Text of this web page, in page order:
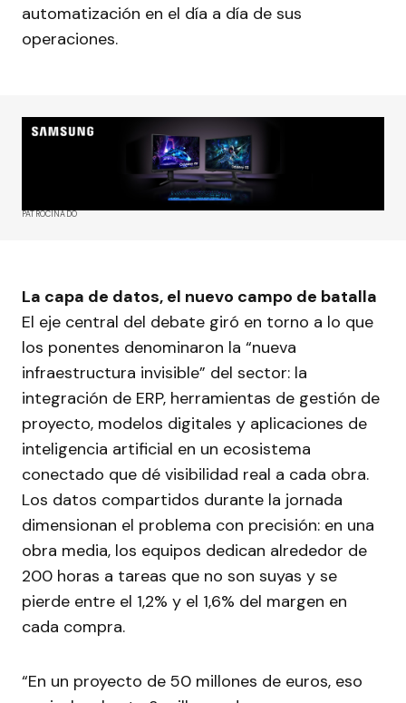
automatización en el día a día de sus
operaciones.
PATROCINADO
La capa de datos, el nuevo campo de batalla
El eje central del debate giró en torno a lo que
los ponentes denominaron la “nueva
infraestructura invisible” del sector: la
integración de ERP, herramientas de gestión de
proyecto, modelos digitales y aplicaciones de
inteligencia artificial en un ecosistema
conectado que dé visibilidad real a cada obra.
Los datos compartidos durante la jornada
dimensionan el problema con precisión: en una
obra media, los equipos dedican alrededor de
200 horas a tareas que no son suyas y se
pierde entre el 1,2% y el 1,6% del margen en
cada compra.
“En un proyecto de 50 millones de euros, eso